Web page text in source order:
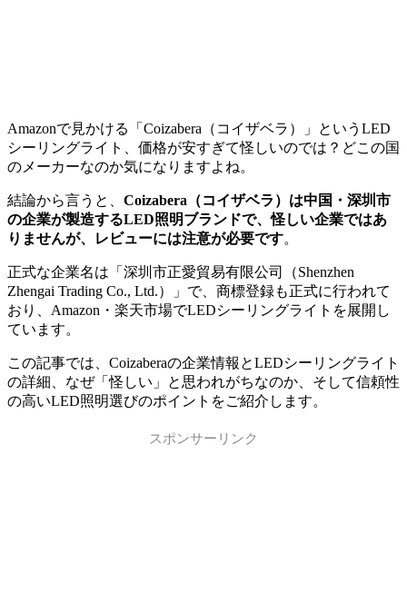
Amazonで見かける「Coizabera（コイザベラ）」というLED
シーリングライト、価格が安すぎて怪しいのでは？どこの国
のメーカーなのか気になりますよね。
結論から言うと、 Coizabera（コイザベラ）は中国・深圳市
の企業が製造するLED照明ブランドで、怪しい企業ではあ
りませんが、レビューには注意が必要です。
正式な企業名は「深圳市正愛貿易有限公司（Shenzhen
Zhengai Trading Co., Ltd.）」で、商標登録も正式に行われて
おり、Amazon・楽天市場でLEDシーリングライトを展開し
ています。
この記事では、Coizaberaの企業情報とLEDシーリングライト
の詳細、なぜ「怪しい」と思われがちなのか、そして信頼性
の高いLED照明選びのポイントをご紹介します。
スポンサーリンク